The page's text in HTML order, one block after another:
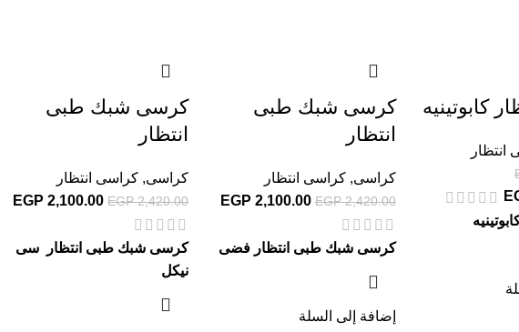
كابوتينيه
انتظار
كرسى شبك طبى
انتظار
كراسى,كراسى انتظار
EGP2,420.00
EGP 2,100.00
كرسى شبك طبى انتظار فضى
إضافة إلى السلة
كرسى شبك طبى
انتظار
كراسى, كراسى انتظار
EGP2,420.00
EGP 2,100.00
كرسى شبك طبى انتظار سى
نيكل